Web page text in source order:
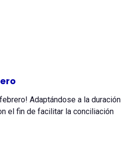
Adaptándose a la duración
el fin de facilitar la conciliación